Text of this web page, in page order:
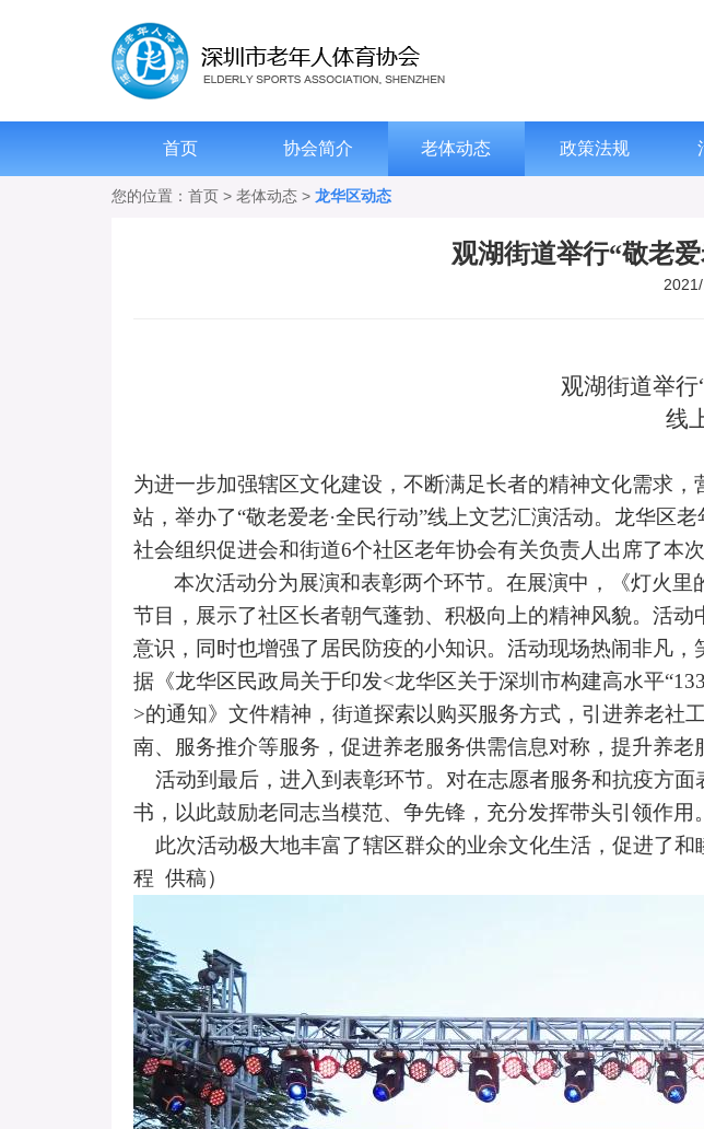
首页 协会简介 老体动态 政策法规
您的位置： 首页 > 老体动态 > 龙华区动态
观湖街道举行“敬老
观湖街道举行
线
为进一步加强辖区文化建设，不断满足长者的精神文化需求，
站，举办了“敬老爱老·全民行动”线上文艺汇演活动。龙华区
社会组织促进会和街道6个社区老年协会有关负责人出席了本
本次活动分为展演和表彰两个环节。在展演中，《灯火
节目，展示了社区长者朝气蓬勃、积极向上的精神风貌。活
意识，同时也增强了居民防疫的小知识。活动现场热闹非凡
据《龙华区民政局关于印发<龙华区关于深圳市构建高水平“
>的通知》文件精神，街道探索以购买服务方式，引进养老社
南、服务推介等服务，促进养老服务供需信息对称，提升养老
活动到最后，进入到表彰环节。对在志愿者服务和抗疫方面
书，以此鼓励老同志当模范、争先锋，充分发挥带头引领作用。
此次活动极大地丰富了辖区群众的业余文化生活，促进了
程 供稿）